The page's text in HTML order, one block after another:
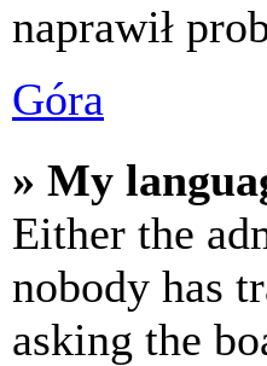
naprawił
Góra
» My
Either the
nobody has
asking the